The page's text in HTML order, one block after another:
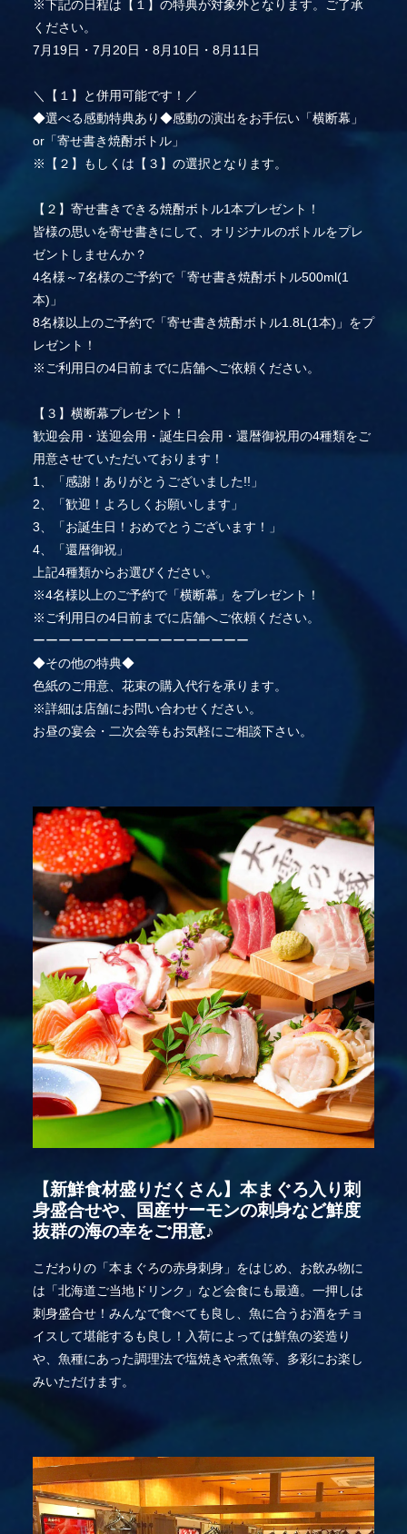
※下記の日程は【１】の特典が対象外となります。ご了承
ください。
7月19日・7月20日・8月10日・8月11日
＼【１】と併用可能です！／
◆選べる感動特典あり◆感動の演出をお手伝い「横断幕」
or「寄せ書き焼酎ボトル」
※【２】もしくは【３】の選択となります。
【２】寄せ書きできる焼酎ボトル1本プレゼント！
皆様の思いを寄せ書きにして、オリジナルのボトルをプレ
ゼントしませんか？
4名様～7名様のご予約で「寄せ書き焼酎ボトル500ml(1
本)」
8名様以上のご予約で「寄せ書き焼酎ボトル1.8L(1本)」をプ
レゼント！
※ご利用日の4日前までに店舗へご依頼ください。
【３】横断幕プレゼント！
歓迎会用・送迎会用・誕生日会用・還暦御祝用の4種類をご
用意させていただいております！
1、「感謝！ありがとうございました!!」
2、「歓迎！よろしくお願いします」
3、「お誕生日！おめでとうございます！」
4、「還暦御祝」
上記4種類からお選びください。
※4名様以上のご予約で「横断幕」をプレゼント！
※ご利用日の4日前までに店舗へご依頼ください。
ーーーーーーーーーーーーーーーーー
◆その他の特典◆
色紙のご用意、花束の購入代行を承ります。
※詳細は店舗にお問い合わせください。
お昼の宴会・二次会等もお気軽にご相談下さい。
【新鮮食材盛りだくさん】本まぐろ入り刺
身盛合せや、国産サーモンの刺身など鮮度
抜群の海の幸をご用意♪
こだわりの「本まぐろの赤身刺身」をはじめ、お飲み物に
は「北海道ご当地ドリンク」など会食にも最適。一押しは
刺身盛合せ！みんなで食べても良し、魚に合うお酒をチョ
イスして堪能するも良し！入荷によっては鮮魚の姿造り
や、魚種にあった調理法で塩焼きや煮魚等、多彩にお楽し
みいただけます。